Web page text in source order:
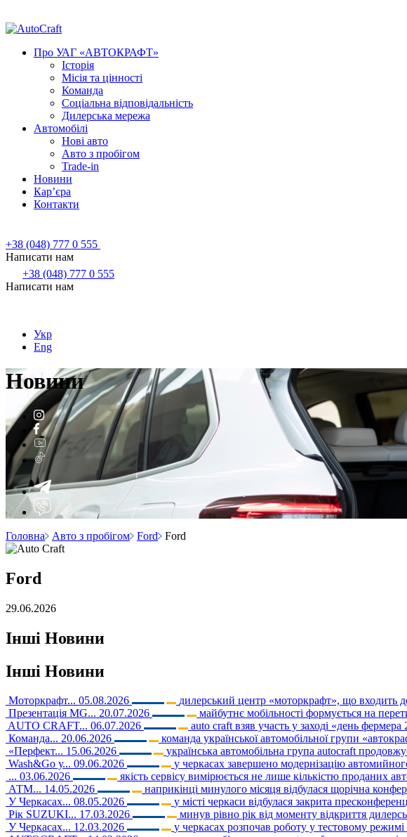
Про УАГ «АВТОКРАФТ»
Історія
Місія та цінності
Команда
Соціальна відповідальність
Дилерська мережа
Автомобілі
Нові авто
Авто з пробігом
Trade-in
Новини
Кар’єра
Контакти
+38 (048) 777 0 555
Написати нам
+38 (048) 777 0 555
Написати нам
Укр
Eng
Новини
Головна Авто з пробігом Ford Ford
Ford
29.06.2026
Інші Новини
Інші Новини
Моторкрафт... 05.08.2026
дилерський центр «моторкрафт», що входить
Презентація MG... 20.07.2026
майбутнє мобільності формується на
AUTO CRAFT... 06.07.2026
auto craft взяв участь у заході «день фермера
Команда... 20.06.2026
команда української автомобільної групи
«Перфект... 15.06.2026
українська автомобільна група autocraft
Wash&Go у... 09.06.2026
у черкасах завершено модернізацію
... 03.06.2026
якість сервісу вимірюється не лише кількістю проданих
АТМ... 14.05.2026
наприкінці минулого місяця відбулася щорічна
У Черкасах... 08.05.2026
у місті черкаси відбулася закрита
Рік SUZUKI... 17.03.2026
минув рівно рік від моменту відкриття
У Черкасах... 12.03.2026
у черкасах розпочав роботу у тестовому